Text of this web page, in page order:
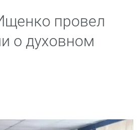
провел
о духовном